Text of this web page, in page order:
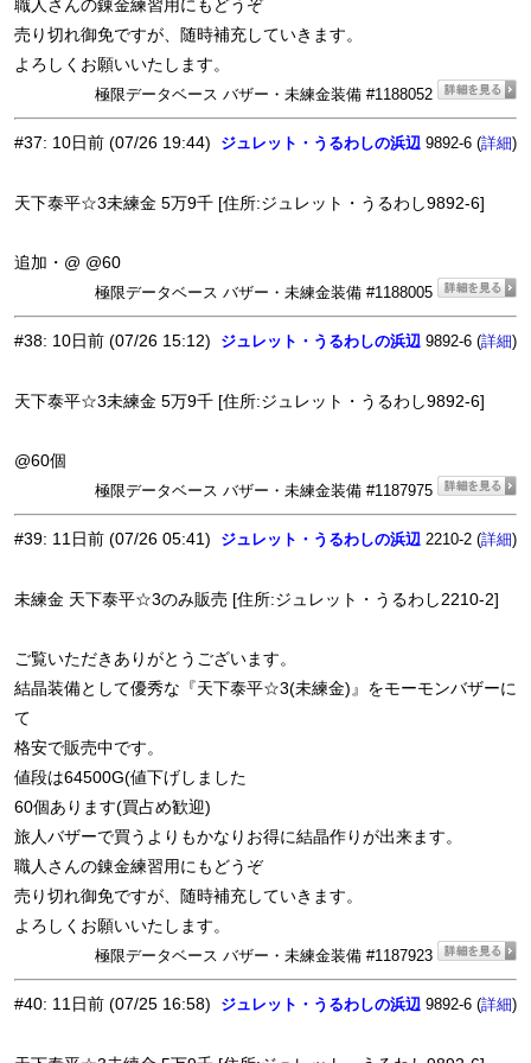
職人さんの錬金練習用にもどうぞ
売り切れ御免ですが、随時補充していきます。
よろしくお願いいたします。
極限データベース バザー・未練金装備 #1188052
#37: 10日前 (07/26 19:44) ジュレット・うるわしの浜辺 9892-6 (詳細)
天下泰平☆3未練金 5万9千 [住所:ジュレット・うるわし9892-6]
追加・@ @60
極限データベース バザー・未練金装備 #1188005
#38: 10日前 (07/26 15:12) ジュレット・うるわしの浜辺 9892-6 (詳細)
天下泰平☆3未練金 5万9千 [住所:ジュレット・うるわし9892-6]
@60個
極限データベース バザー・未練金装備 #1187975
#39: 11日前 (07/26 05:41) ジュレット・うるわしの浜辺 2210-2 (詳細)
未練金 天下泰平☆3のみ販売 [住所:ジュレット・うるわし2210-2]
ご覧いただきありがとうございます。
結晶装備として優秀な『天下泰平☆3(未練金)』をモーモンバザーに
て
格安で販売中です。
値段は64500G(値下げしました
60個あります(買占め歓迎)
旅人バザーで買うよりもかなりお得に結晶作りが出来ます。
職人さんの錬金練習用にもどうぞ
売り切れ御免ですが、随時補充していきます。
よろしくお願いいたします。
極限データベース バザー・未練金装備 #1187923
#40: 11日前 (07/25 16:58) ジュレット・うるわしの浜辺 9892-6 (詳細)